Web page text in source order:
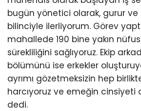
bugün yönetici olarak, gurur ve
bilinciyle ilerliyorum. Görev
mahallede 190 bine yakın
sürekliliğini sağlıyoruz. Ekip
bölümünü ise erkekler
ayrımı gözetmeksizin hep
harcıyoruz ve emeğin cinsiyeti
dedi.